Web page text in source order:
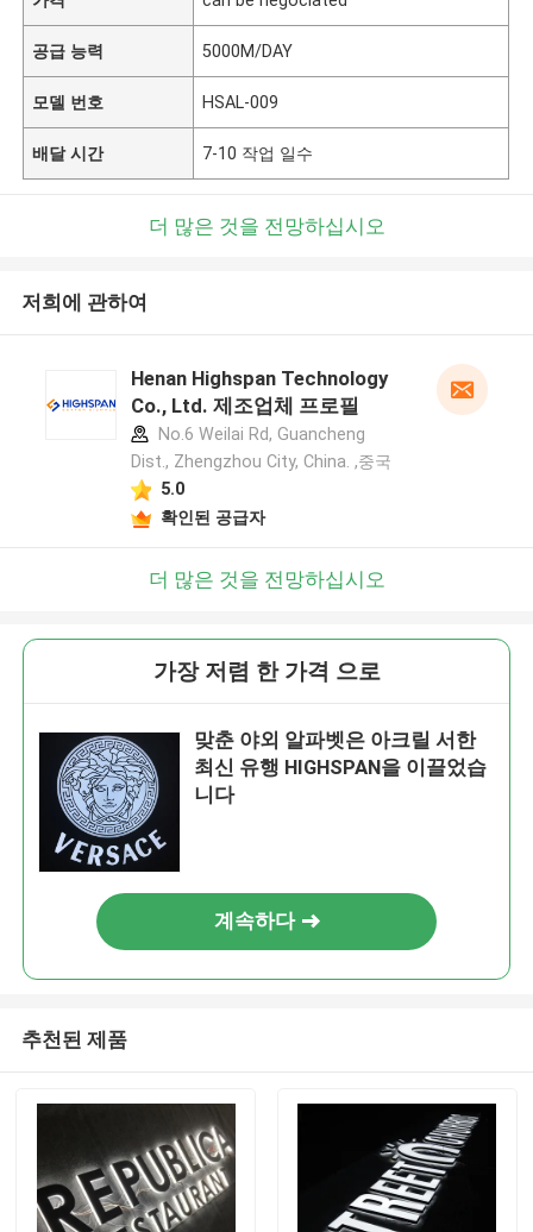
공급 능력 5000M/DAY
모델 번호 HSAL-009
배달 시간 7-10 작업 일수
더 많은 것을 전망하십시오
저희에 관하여
Henan Highspan Technology
Co., Ltd. 제조업체 프로필
No.6 Weilai Rd, Guancheng
Dist., Zhengzhou City, China. ,중국
5.0
확인된 공급자
더 많은 것을 전망하십시오
가장 저렴 한 가격 으로
맞춘 야외 알파벳은 아크릴 서한
최신 유행 HIGHSPAN을 이끌었습
니다
계속하다
추천된 제품